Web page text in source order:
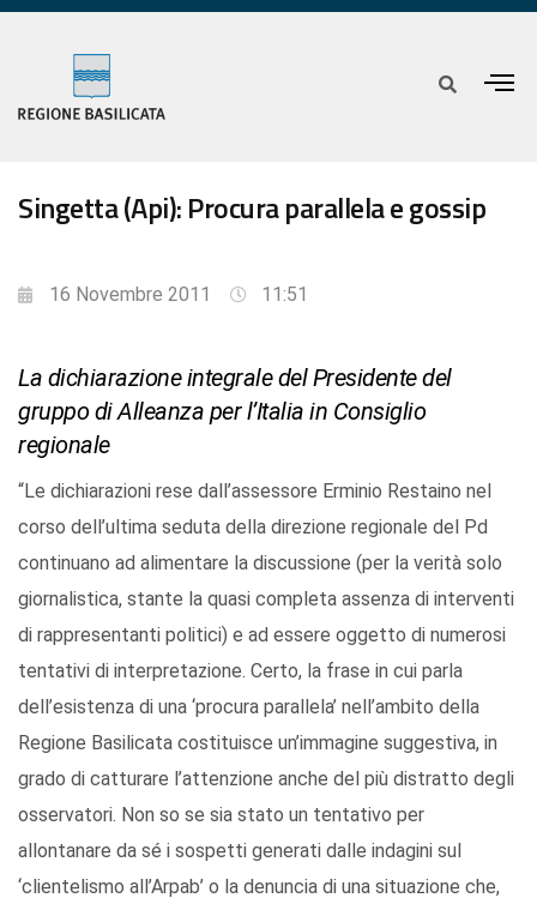
Singetta (Api): Procura parallela e gossip
16 Novembre 2011 11:51
La dichiarazione integrale del Presidente del
gruppo di Alleanza per l’Italia in Consiglio
regionale
“Le dichiarazioni rese dall’assessore Erminio Restaino nel
corso dell’ultima seduta della direzione regionale del Pd
continuano ad alimentare la discussione (per la verità solo
giornalistica, stante la quasi completa assenza di interventi
di rappresentanti politici) e ad essere oggetto di numerosi
tentativi di interpretazione. Certo, la frase in cui parla
dell’esistenza di una ‘procura parallela’ nell’ambito della
Regione Basilicata costituisce un’immagine suggestiva, in
grado di catturare l’attenzione anche del più distratto degli
osservatori. Non so se sia stato un tentativo per
allontanare da sé i sospetti generati dalle indagini sul
‘clientelismo all’Arpab’ o la denuncia di una situazione che,